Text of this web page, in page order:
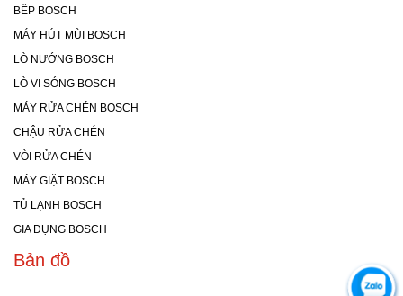
BẾP BOSCH
MÁY HÚT MÙI BOSCH
LÒ NƯỚNG BOSCH
LÒ VI SÓNG BOSCH
MÁY RỬA CHÉN BOSCH
CHẬU RỬA CHÉN
VÒI RỬA CHÉN
MÁY GIẶT BOSCH
TỦ LẠNH BOSCH
GIA DỤNG BOSCH
Bản đồ